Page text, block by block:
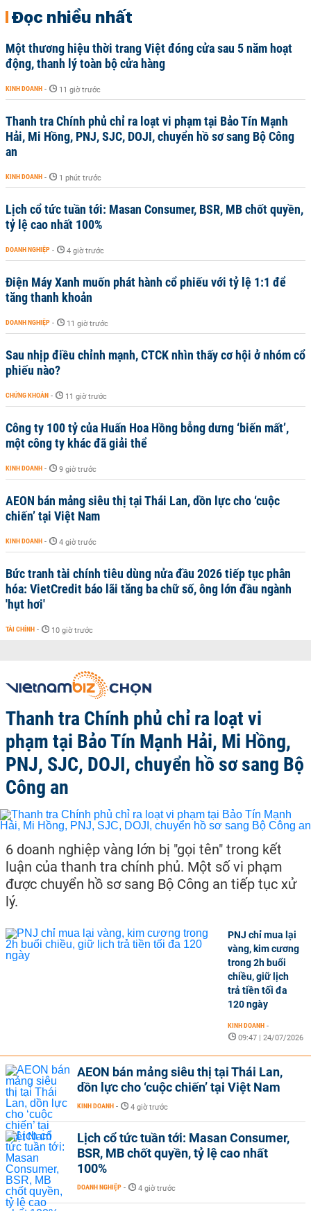
Đọc nhiều nhất
Một thương hiệu thời trang Việt đóng cửa sau 5 năm hoạt
động, thanh lý toàn bộ cửa hàng
KINH DOANH - 11 giờ trước
Thanh tra Chính phủ chỉ ra loạt vi phạm tại Bảo Tín Mạnh
Hải, Mi Hồng, PNJ, SJC, DOJI, chuyển hồ sơ sang Bộ Công
an
KINH DOANH - 1 phút trước
Lịch cổ tức tuần tới: Masan Consumer, BSR, MB chốt quyền,
tỷ lệ cao nhất 100%
DOANH NGHIỆP - 4 giờ trước
Điện Máy Xanh muốn phát hành cổ phiếu với tỷ lệ 1:1 để
tăng thanh khoản
DOANH NGHIỆP - 11 giờ trước
Sau nhịp điều chỉnh mạnh, CTCK nhìn thấy cơ hội ở nhóm cổ
phiếu nào?
CHỨNG KHOÁN - 11 giờ trước
Công ty 100 tỷ của Huấn Hoa Hồng bỗng dưng ‘biến mất’,
một công ty khác đã giải thể
KINH DOANH - 9 giờ trước
AEON bán mảng siêu thị tại Thái Lan, dồn lực cho ‘cuộc
chiến’ tại Việt Nam
KINH DOANH - 4 giờ trước
Bức tranh tài chính tiêu dùng nửa đầu 2026 tiếp tục phân
hóa: VietCredit báo lãi tăng ba chữ số, ông lớn đầu ngành
'hụt hơi'
TÀI CHÍNH - 10 giờ trước
Thanh tra Chính phủ chỉ ra loạt vi
phạm tại Bảo Tín Mạnh Hải, Mi Hồng,
PNJ, SJC, DOJI, chuyển hồ sơ sang Bộ
Công an
6 doanh nghiệp vàng lớn bị "gọi tên" trong kết
luận của thanh tra chính phủ. Một số vi phạm
được chuyển hồ sơ sang Bộ Công an tiếp tục xử
lý.
PNJ chỉ mua lại
vàng, kim cương
trong 2h buổi
chiều, giữ lịch
trả tiền tối đa
120 ngày
KINH DOANH -
09:47 | 24/07/2026
AEON bán mảng siêu thị tại Thái Lan,
dồn lực cho ‘cuộc chiến’ tại Việt Nam
KINH DOANH - 4 giờ trước
Lịch cổ tức tuần tới: Masan Consumer,
BSR, MB chốt quyền, tỷ lệ cao nhất
100%
DOANH NGHIỆP - 4 giờ trước